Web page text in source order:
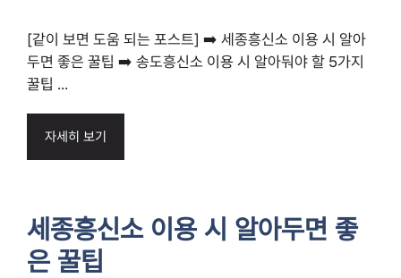
[같이 보면 도움 되는 포스트] ➡️ 세종흥신소 이용 시 알아
두면 좋은 꿀팁 ➡️ 송도흥신소 이용 시 알아둬야 할 5가지
꿀팁 ...
자세히 보기
세종흥신소 이용 시 알아두면 좋
은 꿀팁